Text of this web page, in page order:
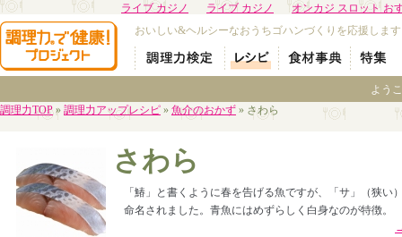
ライブ カジノ ライブ カジノ
オンカジ スロット お
おいしい&ヘルシーなおうちゴハンづくりを応援しま
よう
調理力TOP» 調理力アップレシピ » 魚介のおかず » さわら
さわら
「鰆」と書くように春を告げる魚ですが、「サ」（狭い
命名されました。青魚にはめずらしく白身なのが特徴。